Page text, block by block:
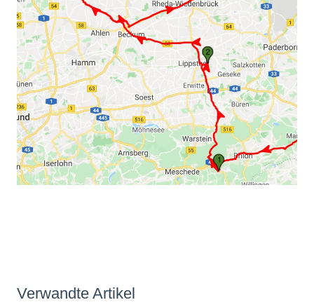
Verwandte Artikel